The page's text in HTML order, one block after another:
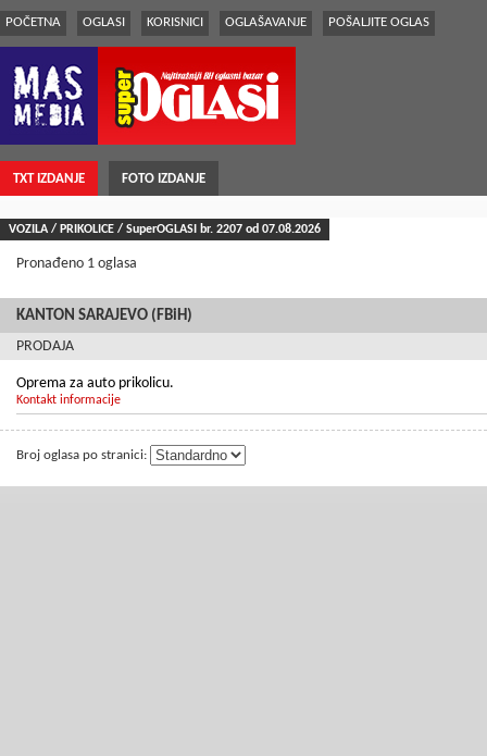
POČETNA OGLASI KORISNICI OGLAŠAVANJE POŠALJITE OGLAS
TXT IZDANJE FOTO IZDANJE
VOZILA / PRIKOLICE / SuperOGLASI br. 2207 od 07.08.2026
Pronađeno 1 oglasa
KANTON SARAJEVO (FBiH)
PRODAJA
Oprema za auto prikolicu.
Kontakt informacije
Broj oglasa po stranici: